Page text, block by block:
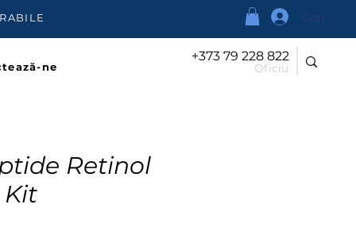
ne
+373 79 228 822
Oficiu
Retinol
Kit